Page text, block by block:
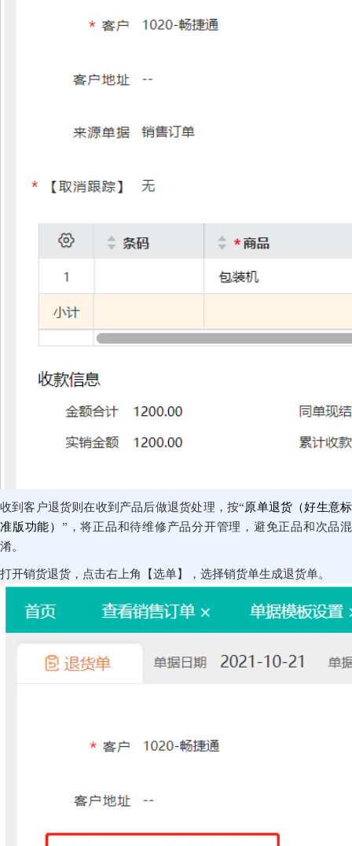
收到客户退货则在收到产品后做退货处理，按“原单退货（好生意标
准版功能） ”，将正品和待维修产品分开管理，避免正品和次品混
淆。
打开销货退货，点击右上角【选单】，选择销货单生成退货单。